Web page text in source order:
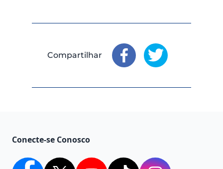
Compartilhar
CompartilharCompartilhar
Conecte-se Conosco